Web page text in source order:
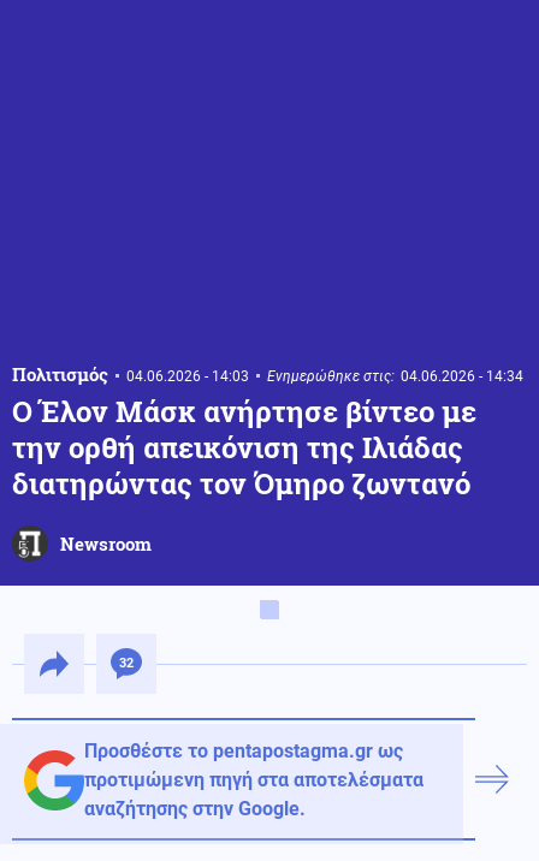
Πολιτισμός 04.06.2026 - 14:03 Ενημερώθηκε στις: 04.06.2026 - 14:34
Ο Έλον Μάσκ ανήρτησε βίντεο με
την ορθή απεικόνιση της Ιλιάδας
διατηρώντας τον Όμηρο ζωντανό
Newsroom
32
Προσθέστε το pentapostagma.gr ως
προτιμώμενη πηγή στα αποτελέσματα
αναζήτησης στην Google.